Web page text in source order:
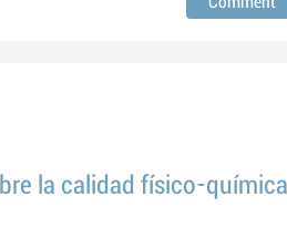
la calidad físico-química